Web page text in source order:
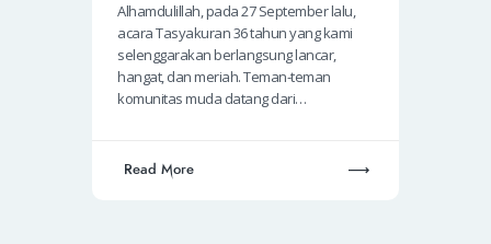
Alhamdulillah, pada 27 September lalu,
acara Tasyakuran 36 tahun yang kami
selenggarakan berlangsung lancar,
hangat, dan meriah. Teman-teman
komunitas muda datang dari…
Read More